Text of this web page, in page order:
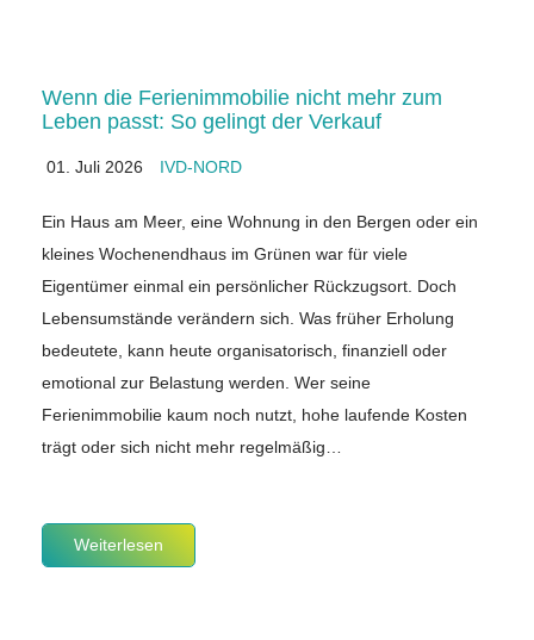
Wenn die Ferienimmobilie nicht mehr zum
Leben passt: So gelingt der Verkauf
01. Juli 2026 IVD-NORD
Ein Haus am Meer, eine Wohnung in den Bergen oder ein
kleines Wochenendhaus im Grünen war für viele
Eigentümer einmal ein persönlicher Rückzugsort. Doch
Lebensumstände verändern sich. Was früher Erholung
bedeutete, kann heute organisatorisch, finanziell oder
emotional zur Belastung werden. Wer seine
Ferienimmobilie kaum noch nutzt, hohe laufende Kosten
trägt oder sich nicht mehr regelmäßig…
Weiterlesen